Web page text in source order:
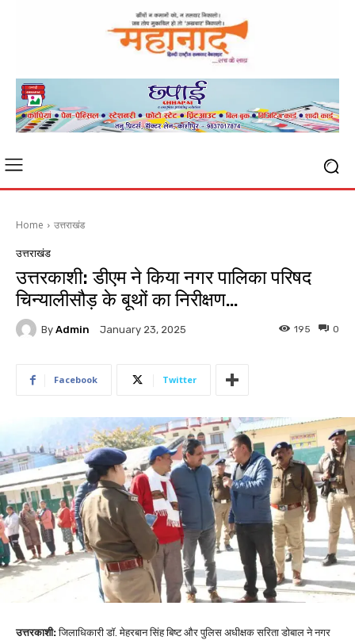
Home उत्तराखंड
उत्तराखंड
उत्तरकाशी: डीएम ने किया नगर पालिका परिषद
चिन्यालीसौड़ के बूथों का निरीक्षण…
By Admin January 23, 2025 0
195
Facebook Twitter
उत्तरकाशी:जिलाधिकारी डॉ. मेहरबान सिंह बिष्ट और पुलिस अधीक्षक सरिता डोबाल ने नगर